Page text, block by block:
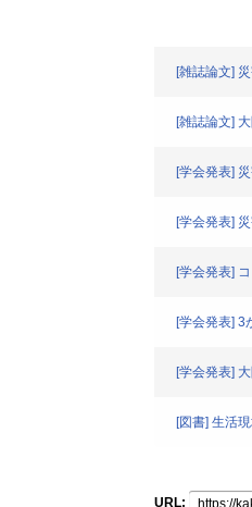
[雑誌論文]
[雑誌論文]
[学会発表]
[学会発表]
[学会発表]
[学会発表] 3
[学会発表]
[図書] 生活
URL: